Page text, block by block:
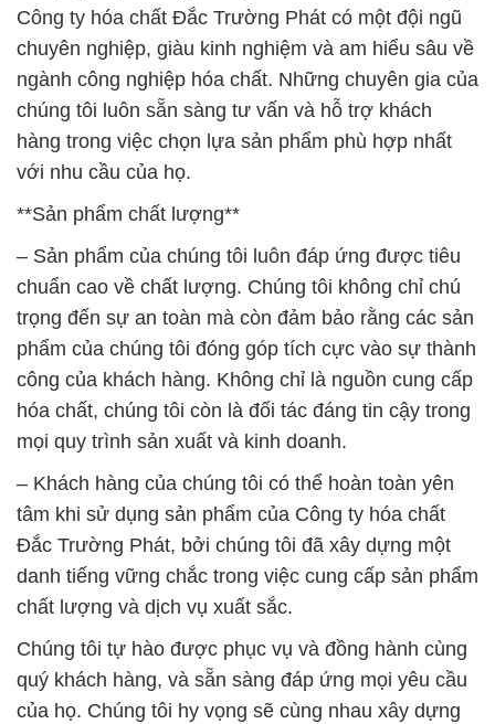
Công ty hóa chất Đắc Trường Phát có một đội ngũ
chuyên nghiệp, giàu kinh nghiệm và am hiểu sâu về
ngành công nghiệp hóa chất. Những chuyên gia của
chúng tôi luôn sẵn sàng tư vấn và hỗ trợ khách
hàng trong việc chọn lựa sản phẩm phù hợp nhất
với nhu cầu của họ.
**Sản phẩm chất lượng**
– Sản phẩm của chúng tôi luôn đáp ứng được tiêu
chuẩn cao về chất lượng. Chúng tôi không chỉ chú
trọng đến sự an toàn mà còn đảm bảo rằng các sản
phẩm của chúng tôi đóng góp tích cực vào sự thành
công của khách hàng. Không chỉ là nguồn cung cấp
hóa chất, chúng tôi còn là đối tác đáng tin cậy trong
mọi quy trình sản xuất và kinh doanh.
– Khách hàng của chúng tôi có thể hoàn toàn yên
tâm khi sử dụng sản phẩm của Công ty hóa chất
Đắc Trường Phát, bởi chúng tôi đã xây dựng một
danh tiếng vững chắc trong việc cung cấp sản phẩm
chất lượng và dịch vụ xuất sắc.
Chúng tôi tự hào được phục vụ và đồng hành cùng
quý khách hàng, và sẵn sàng đáp ứng mọi yêu cầu
của họ. Chúng tôi hy vọng sẽ cùng nhau xây dựng